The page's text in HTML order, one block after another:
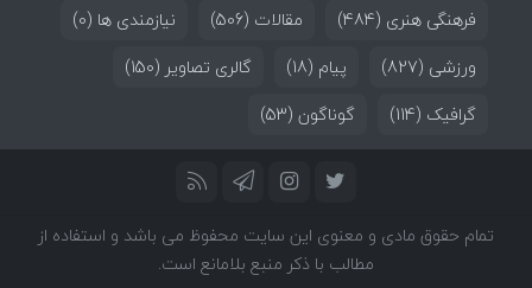
فرهنگی هنری (484) مقالات (506) نیازمندی ها (0)
ورزشی (827) پیام (18) گالری تصاویر (150)
گرافیک (114) گوناگون (53)
تمام حقوق مادی و معنوی این سایت محفوظ می باشد و استفاده از
مطالب با ذکر منبع بلامانع است.